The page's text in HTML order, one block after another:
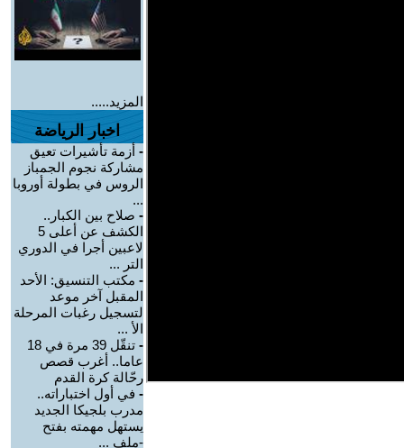
المزيد.....
اخبار الرياضة
- أزمة تأشيرات تعيق
مشاركة نجوم الجمباز
الروس في بطولة أوروبا
...
- صلاح بين الكبار..
الكشف عن أعلى 5
لاعبين أجرا في الدوري
التر ...
- مكتب التنسيق: الأحد
المقبل آخر موعد
لتسجيل رغبات المرحلة
الأ ...
-
تنقّل 39 مرة في 18
عاما.. أغرب قصص
رحّالة كرة القدم
- في أول اختباراته..
مدرب بلجيكا الجديد
يستهل مهمته بفتح
-ملف ...